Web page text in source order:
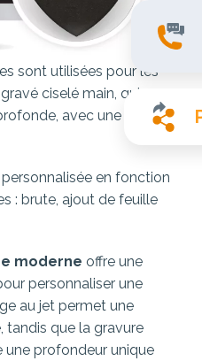
sont utilisées pour les
ciselé main, qui
avec une taille en
en fonction
: brute, ajout de feuille
moderne offre une
personnaliser une
au jet permet une
tandis que la gravure
une profondeur unique